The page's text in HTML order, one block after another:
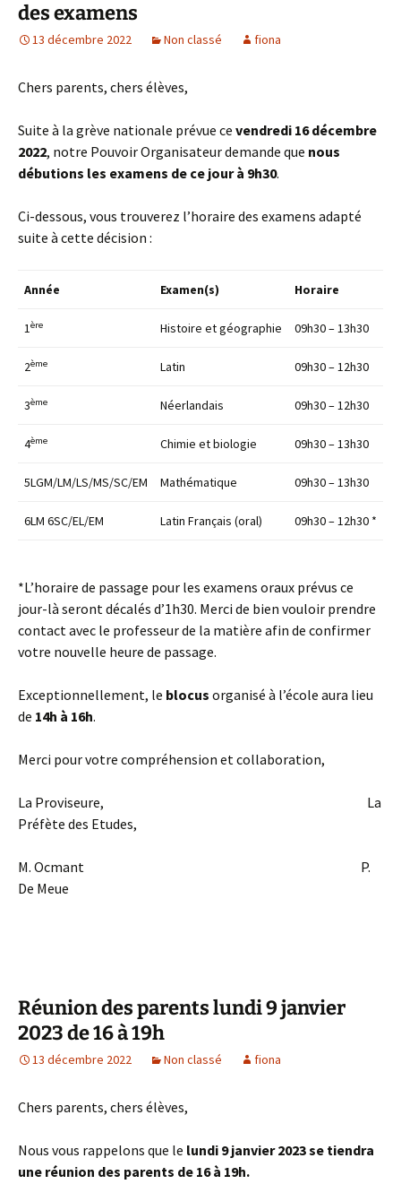
des examens
13 décembre 2022 Non classé fiona
Chers parents, chers élèves,
Suite à la grève nationale prévue ce vendredi 16 décembre
2022, notre Pouvoir Organisateur demande que nous
débutions les examens de ce jour à 9h30.
Ci-dessous, vous trouverez l’horaire des examens adapté
suite à cette décision :
Année Examen(s) Horaire
1ère Histoire et géographie 09h30 – 13h30
2ème Latin 09h30 – 12h30
3ème Néerlandais 09h30 – 12h30
4ème Chimie et biologie 09h30 – 13h30
5LGM/LM/LS/MS/SC/EM Mathématique 09h30 – 13h30
6LM 6SC/EL/EM Latin Français (oral) 09h30 – 12h30 *
*L’horaire de passage pour les examens oraux prévus ce
jour-là seront décalés d’1h30. Merci de bien vouloir prendre
contact avec le professeur de la matière afin de confirmer
votre nouvelle heure de passage.
Exceptionnellement, le blocus organisé à l’école aura lieu
de 14h à 16h.
Merci pour votre compréhension et collaboration,
La Proviseure, La
Préfète des Etudes,
M. Ocmant P.
De Meue
Réunion des parents lundi 9 janvier
2023 de 16 à 19h
13 décembre 2022 Non classé fiona
Chers parents, chers élèves,
Nous vous rappelons que le lundi 9 janvier 2023 se tiendra
une réunion des parents de 16 à 19h.